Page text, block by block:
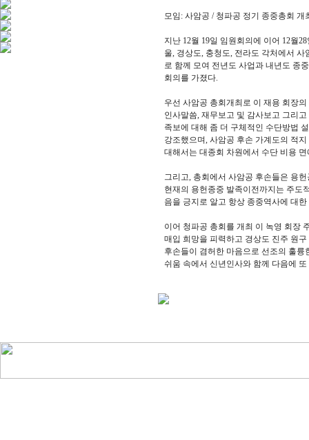
모임: 사암공 / 청파공 정기 종중총회 개
지난 12월 19일 임원회의에 이어 12월
울, 경상도, 충청도, 전라도 각처에서
로 함께 모여 전년도 사업과 내년도 종
회의를 가졌다.
우선 사암공 총회개최로 이 재용 회장
인사말씀, 재무보고 및 감사보고 그리
족보에 대해 좀 더 구체적인 수단방법
강조했으며, 사암공 후손 가계도의 적
대해서는 대종회 차원에서 수단 비용
그리고, 총회에서 사암공 후손들은 용
현재의 용헌종중 발족이전까지는 주도
음을 긍지로 알고 항상 종중역사에 대
이어 청파공 총회를 개최 이 녹영 회장
매입 희망을 피력하고 경상도 진주 원
후손들이 겸허한 마음으로 선조의 훌
쉬움 속에서 신년인사와 함께 다음에